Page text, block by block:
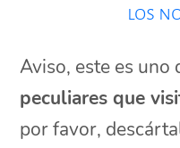
los
Aviso, este es uno
peculiares que
por favor,